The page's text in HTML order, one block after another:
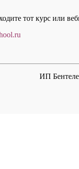
тот курс или
ИП